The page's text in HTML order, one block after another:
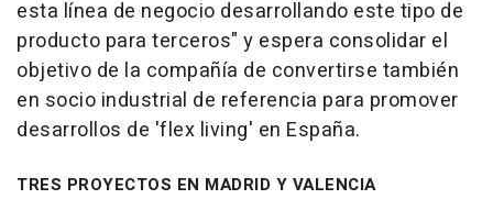
esta línea de negocio desarrollando este tipo de
producto para terceros" y espera consolidar el
objetivo de la compañía de convertirse también
en socio industrial de referencia para promover
desarrollos de 'flex living' en España.
TRES PROYECTOS EN MADRID Y VALENCIA